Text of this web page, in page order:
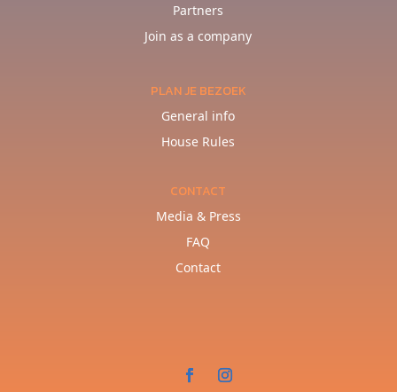
Partners
Join as a company
PLAN JE BEZOEK
General info
House Rules
CONTACT
Media & Press
FAQ
Contact